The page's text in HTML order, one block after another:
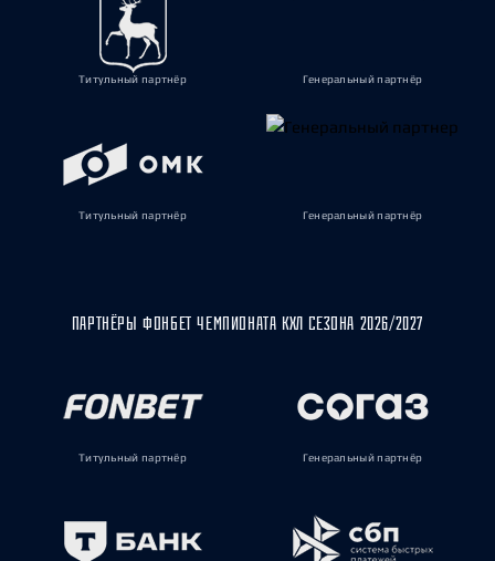
Титульный партнёр Генеральный партнёр
Титульный партнёр Генеральный партнёр
ПАРТНЁРЫ ФОНБЕТ ЧЕМПИОНАТА КХЛ СЕЗОНА 2026/2027
Титульный партнёр Генеральный партнёр